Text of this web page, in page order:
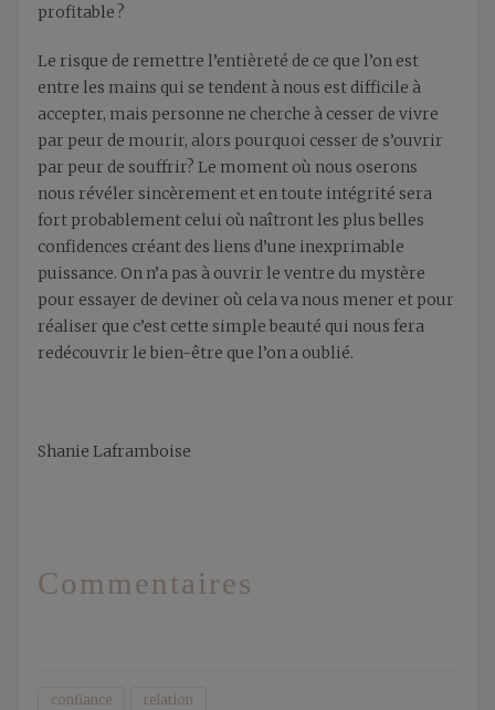
profitable ?
Le risque de remettre l’entièreté de ce que l’on est
entre les mains qui se tendent à nous est difficile à
accepter, mais personne ne cherche à cesser de vivre
par peur de mourir, alors pourquoi cesser de s’ouvrir
par peur de souffrir? Le moment où nous oserons
nous révéler sincèrement et en toute intégrité sera
fort probablement celui où naîtront les plus belles
confidences créant des liens d’une inexprimable
puissance. On n’a pas à ouvrir le ventre du mystère
pour essayer de deviner où cela va nous mener et pour
réaliser que c’est cette simple beauté qui nous fera
redécouvrir le bien-être que l’on a oublié.
Shanie Laframboise
Commentaires
confiance relation